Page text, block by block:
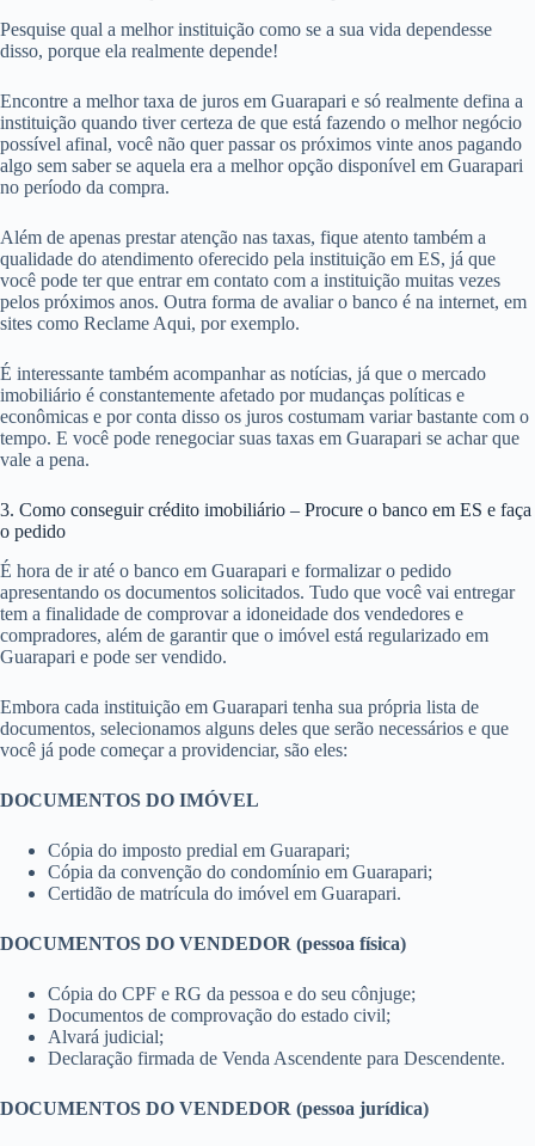
Pesquise qual a melhor instituição como se a sua vida dependesse
disso, porque ela realmente depende!
Encontre a melhor taxa de juros em Guarapari e só realmente defina a
instituição quando tiver certeza de que está fazendo o melhor negócio
possível afinal, você não quer passar os próximos vinte anos pagando
algo sem saber se aquela era a melhor opção disponível em Guarapari
no período da compra.
Além de apenas prestar atenção nas taxas, fique atento também a
qualidade do atendimento oferecido pela instituição em ES, já que
você pode ter que entrar em contato com a instituição muitas vezes
pelos próximos anos. Outra forma de avaliar o banco é na internet, em
sites como Reclame Aqui, por exemplo.
É interessante também acompanhar as notícias, já que o mercado
imobiliário é constantemente afetado por mudanças políticas e
econômicas e por conta disso os juros costumam variar bastante com o
tempo. E você pode renegociar suas taxas em Guarapari se achar que
vale a pena.
3. Como conseguir crédito imobiliário – Procure o banco em ES e faça
o pedido
É hora de ir até o banco em Guarapari e formalizar o pedido
apresentando os documentos solicitados. Tudo que você vai entregar
tem a finalidade de comprovar a idoneidade dos vendedores e
compradores, além de garantir que o imóvel está regularizado em
Guarapari e pode ser vendido.
Embora cada instituição em Guarapari tenha sua própria lista de
documentos, selecionamos alguns deles que serão necessários e que
você já pode começar a providenciar, são eles:
DOCUMENTOS DO IMÓVEL
Cópia do imposto predial em Guarapari;
Cópia da convenção do condomínio em Guarapari;
Certidão de matrícula do imóvel em Guarapari.
DOCUMENTOS DO VENDEDOR (pessoa física)
Cópia do CPF e RG da pessoa e do seu cônjuge;
Documentos de comprovação do estado civil;
Alvará judicial;
Declaração firmada de Venda Ascendente para Descendente.
DOCUMENTOS DO VENDEDOR (pessoa jurídica)